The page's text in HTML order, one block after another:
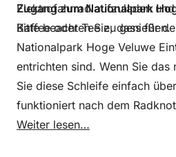
Elektrofahrrad aufzuladen
Kaffee oder Tee zu genießen.
Zugang zum Nationalpark
Bitte beachten Sie, dass für
Nationalpark Hoge Veluwe
entrichten sind. Wenn Sie
Sie diese Schleife einfach
funktioniert nach dem
Nationalpark Hoge Veluwe gibt
Weiter lesen…